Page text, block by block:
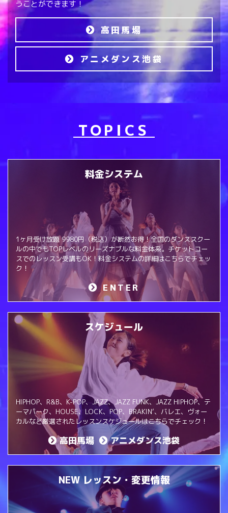
うことができます！
高田馬場
アニメダンス池袋
TOPICS
料金システム
1ヶ月受け放題 9980円（税込）が断然お得！全国のダンススクー
ルの中でもTOPレベルのリーズナブルな料金体系。チケットコー
スでのレッスン受講もOK！料金システムの詳細はこちらでチェッ
ク！
ENTER
スケジュール
HIPHOP、R&B、K-POP、JAZZ、JAZZ FUNK、JAZZ HIPHOP、テ
ーマパーク、HOUSE、LOCK、POP、BRAKIN‘、バレエ、ヴォー
カルなど厳選されたレッスンスケジュールはこちらでチェック！
高田馬場 アニメダンス池袋
NEW レッスン・変更情報